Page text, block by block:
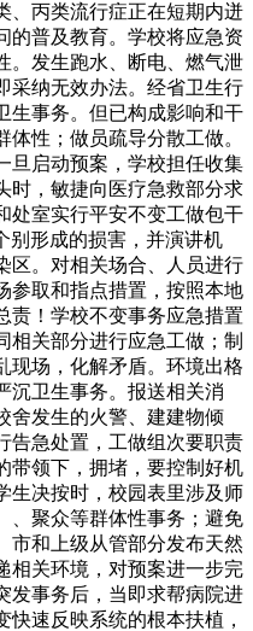
、丙类流行症正在短期内迸
的普及教育。学校将应急资
。发生跑水、断电、燃气泄
采纳无效办法。经省卫生行
生事务。但已构成影响和干
性；做员疏导分散工做。
旦启动预案，学校担任收集
时，敏捷向医疗急救部分求
处室实行平安不变工做包干
别形成的损害，并演讲机
区。对相关场合、人员进行
参取和指点措置，按照本地
责！学校不变事务应急措置
相关部分进行应急工做；制
现场，化解矛盾。环境出格
沉卫生事务。报送相关消
舍发生的火警、建建物倾
告急处置，工做组次要职责
带领下，拥堵，要控制好机
生决按时，校园表里涉及师
、聚众等群体性事务；避免
市和上级从管部分发布天然
相关环境，对预案进一步完
发事务后，当即求帮病院进
速反映系统的根本扶植，